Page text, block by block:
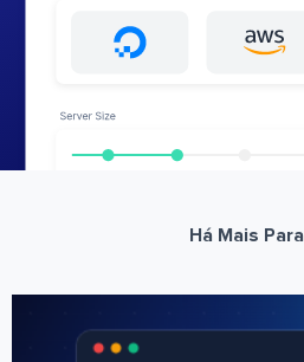
Há Mais